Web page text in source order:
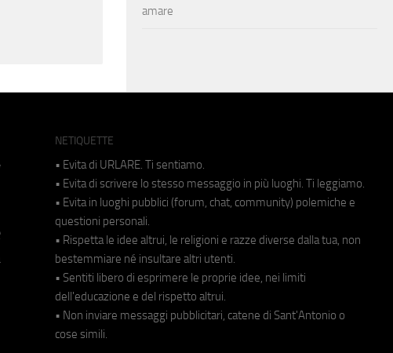
amare
NETIQUETTE
• Evita di URLARE. Ti sentiamo.
• Evita di scrivere lo stesso messaggio in più luoghi. Ti leggiamo.
• Evita in luoghi pubblici (forum, chat, community) polemiche e
questioni personali.
• Rispetta le idee altrui, le religioni e razze diverse dalla tua, non
bestemmiare né insultare altri utenti.
• Sentiti libero di esprimere le proprie idee, nei limiti
dell'educazione e del rispetto altrui.
• Non inviare messaggi pubblicitari, catene di Sant'Antonio o
cose simili.